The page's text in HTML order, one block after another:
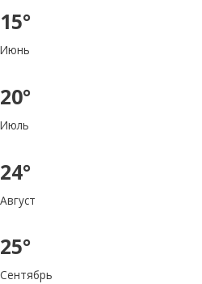
15°
Июнь
20°
Июль
24°
Август
25°
Сентябрь